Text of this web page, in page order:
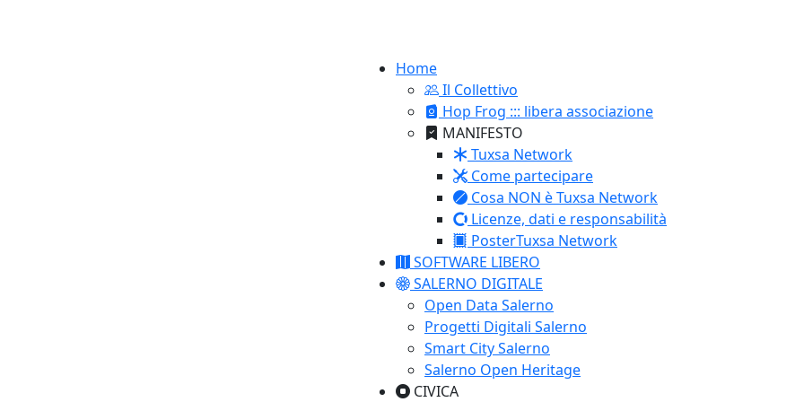
Home
Il Collettivo
Hop Frog ::: libera associazione
MANIFESTO
Tuxsa Network
Come partecipare
Cosa NON è Tuxsa Network
Licenze, dati e responsabilità
PosterTuxsa Network
SOFTWARE LIBERO
SALERNO DIGITALE
Open Data Salerno
Progetti Digitali Salerno
Smart City Salerno
Salerno Open Heritage
CIVICA